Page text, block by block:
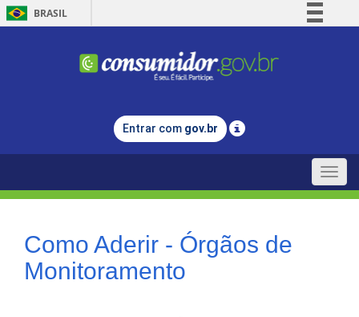
BRASIL
Comunica BR
Legislação
Entrar com gov.br
Toggle
Como Aderir - Órgãos de
Monitoramento